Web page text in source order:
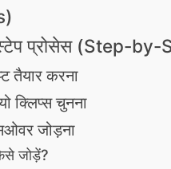
प्रोसेस (Step-
तैयार करना
क्लिप्स चुनना
जोड़ना
जोड़ें?